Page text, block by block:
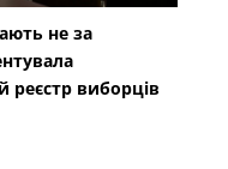
не за
реєстр виборців